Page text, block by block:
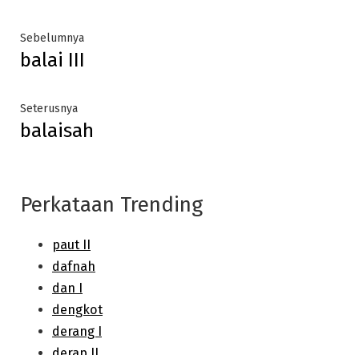
Post
navigation
SebelumnyaPrevious
balai III
SeterusnyaNext
post:
balaisah
Perkataan Trending